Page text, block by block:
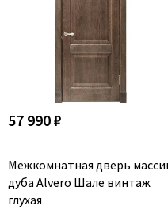
57 990 ₽
Межкомнатная дверь
дуба Alvero Шале винтаж
глухая